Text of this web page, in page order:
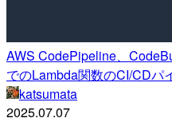
AWS CodePipeline、
でのLambda関数のCI/CDパ
katsumata
2025.07.07